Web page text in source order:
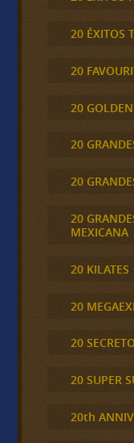
20 ÉXITOS
20
20
20
20
20
MEXICANA
20 KILATES
20
20
20 SUPER
20th